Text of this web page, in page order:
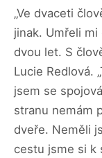
„Ve dvaceti
jinak. Umřeli
dvou let. S
Lucie Redlová.
jsem se
stranu nemám
dveře. Neměli
cestu jsme si k